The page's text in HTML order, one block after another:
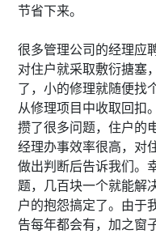
节省下来。
很多管理公司的经理应
对住户就采取敷衍搪塞
了，小的修理就随便找
从修理项目中收取回扣
攒了很多问题，住户的
经理办事效率很高，对
做出判断后告诉我们。
题，几百块一个就能解
户的抱怨搞定了。由于
告每年都会有，加之窗